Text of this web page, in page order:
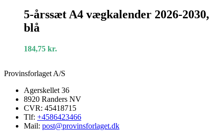
årssæt
A4
vægkalender
2030,
5-årssæt A4 vægkalender 2026-2030,
blå
184,75 kr.
Provinsforlaget A/S
Agerskellet 36
8920 Randers NV
CVR: 45418715
Tlf: +4586423466
Mail: post@provinsforlaget.dk